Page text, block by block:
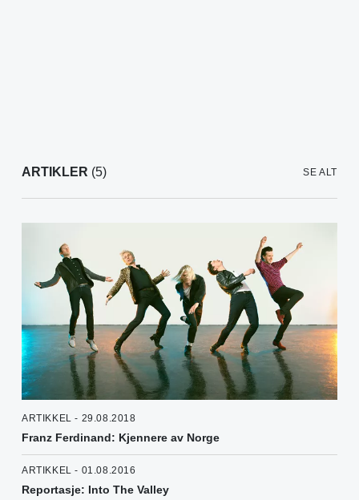
ARTIKLER (5) SE ALT
ARTIKKEL - 29.08.2018
Franz Ferdinand: Kjennere av Norge
ARTIKKEL - 01.08.2016
Reportasje: Into The Valley